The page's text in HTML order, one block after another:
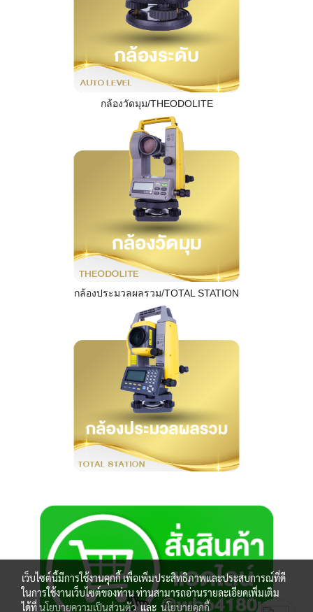
กล้องวัดมุม/THEODOLITE
กล้องประมวลผลรวม/TOTAL STATION
เว็บไซต์นี้มีการใช้งานคุกกี้ เพื่อเพิ่มประสิทธิภาพและประสบการณ์ที่ดี
ในการใช้งานเว็บไซต์ของท่าน ท่านสามารถอ่านรายละเอียดเพิ่มเติม
ได้ที่นโยบายความเป็นส่วนตัวและ นโยบายคุกกี้